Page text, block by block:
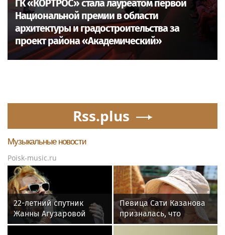
ГК «КОРТРОС» стала лауреатом первой
Национальной премии в области
архитектуры и градостроительства за
проект района «Академический»
Rss.plus
Музыкальные новости
Poisk-music.ru
22-летний спутник
Жанны Агузаровой
опроверг роман с
Певица Сати Казанова
призналась, что
назвала дочь в честь